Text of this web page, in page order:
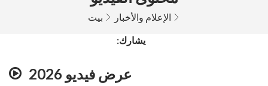
بيت الإعلام والأخبار
يشارك:
عرض فيديو 2026